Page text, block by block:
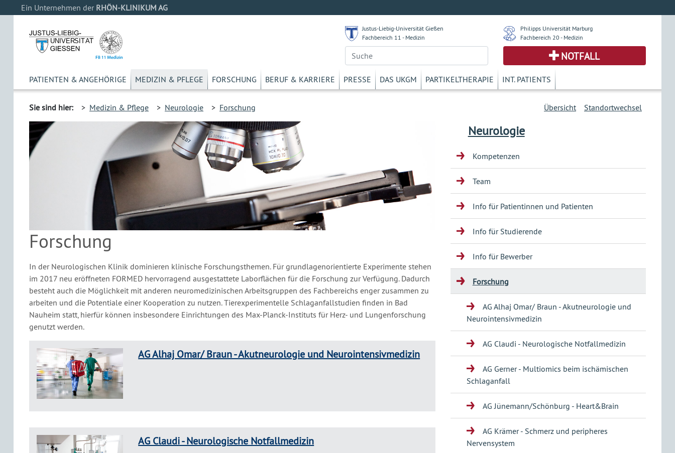
Ein Unternehmen der RHÖN-KLINIKUM AG
Justus-Liebig-Universität Gießen
Fachbereich 11 - Medizin
Philipps Universität Marburg
Fachbereich 20 - Medizin
NOTFALL
PATIENTEN & ANGEHÖRIGE MEDIZIN & PFLEGE FORSCHUNG BERUF & KARRIERE PRESSE DAS UKGM PARTIKELTHERAPIE INT. PATIENTS
Sie sind hier: > Medizin & Pflege > Neurologie > Forschung Standortwechsel
Übersicht
Forschung
In der Neurologischen Klinik dominieren klinische Forschungsthemen. Für grundlagenorientierte Experimente stehen
im 2017 neu eröffneten FORMED hervorragend ausgestattete Laborflächen für die Forschung zur Verfügung. Dadurch
besteht auch die Möglichkeit mit anderen neuromedizinischen Arbeitsgruppen des Fachbereichs enger zusammen zu
arbeiten und die Potentiale einer Kooperation zu nutzen. Tierexperimentelle Schlaganfallstudien finden in Bad
Nauheim statt, hierfür können insbesondere Einrichtungen des Max-Planck-Instituts für Herz- und Lungenforschung
genutzt werden.
AG Alhaj Omar/ Braun - Akutneurologie und Neurointensivmedizin
AG Claudi - Neurologische Notfallmedizin
Neurologie
Kompetenzen
Team
Info für Patientinnen und Patienten
Info für Studierende
Info für Bewerber
Forschung
AG Alhaj Omar/ Braun - Akutneurologie und
Neurointensivmedizin
AG Claudi - Neurologische Notfallmedizin
AG Gerner - Multiomics beim ischämischen
Schlaganfall
AG Jünemann/Schönburg - Heart&Brain
AG Krämer - Schmerz und peripheres
Nervensystem